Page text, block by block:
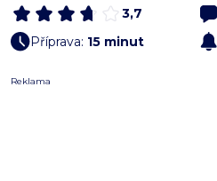
3,7
Příprava: 15 minut
Reklama